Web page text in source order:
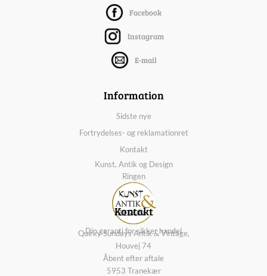
Facebook
Instagram
E-mail
Information
Sidste nye
Fortrydelses- og reklamationret
Kontakt
Kunst, Antik og Design
Ringen
Din garanti for sikker handel
Kontakt
Quirky Sundays Antik & Vintage,
Houvej 74
Åbent efter aftale
5953 Tranekær